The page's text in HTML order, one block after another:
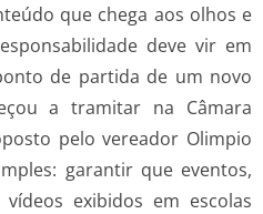
que chega aos olhos e
deve vir em
de partida de um novo
a tramitar na Câmara
pelo vereador Olimpio
garantir que eventos,
exibidos em escolas